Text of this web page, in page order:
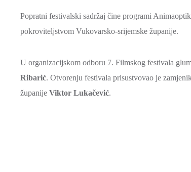
Popratni festivalski sadržaj čine programi
pokroviteljstvom Vukovarsko-srijemske županije.
U organizacijskom odboru 7. Filmskog festivala
Ribarić. Otvorenju festivala prisustvovao je
županije Viktor Lukačević.